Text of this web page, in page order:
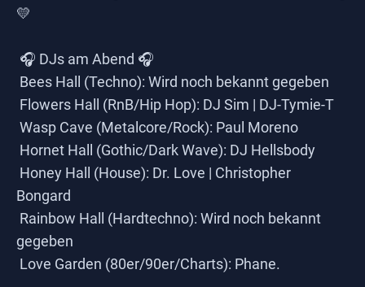
💛
🎧 DJs am Abend 🎧
Bees Hall (Techno): Wird noch bekannt gegeben
Flowers Hall (RnB/Hip Hop): DJ Sim | DJ-Tymie-T
Wasp Cave (Metalcore/Rock): Paul Moreno
Hornet Hall (Gothic/Dark Wave): DJ Hellsbody
Honey Hall (House): Dr. Love | Christopher
Bongard
Rainbow Hall (Hardtechno): Wird noch bekannt
gegeben
Love Garden (80er/90er/Charts): Phane.